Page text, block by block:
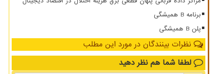
برنامه B همیشگی
پلن B همیشگی
نظرات بینندگان در مورد این مطلب
لطفا شما هم نظر دهید